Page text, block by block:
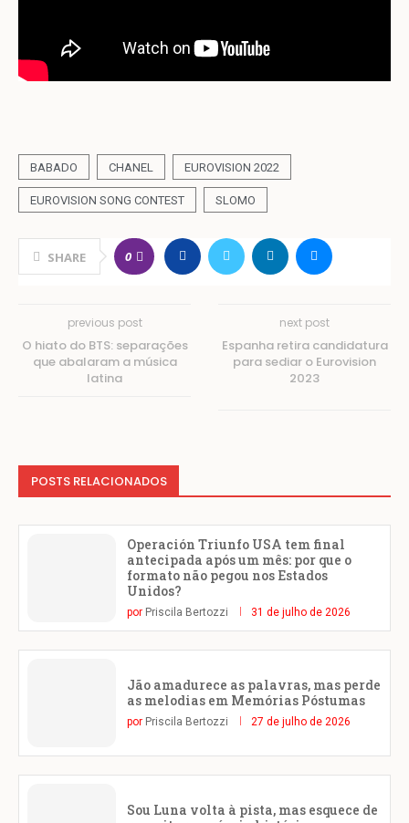
BABADO CHANEL EUROVISION 2022
EUROVISION SONG CONTEST SLOMO
SHARE 0
previous post
O hiato do BTS: separações
que abalaram a música
latina
next post
Espanha retira candidatura
para sediar o Eurovision
2023
POSTS RELACIONADOS
Operación Triunfo USA tem final
antecipada após um mês: por que o
formato não pegou nos Estados
Unidos?
por Priscila Bertozzi 31 de julho de 2026
Jão amadurece as palavras, mas perde
as melodias em Memórias Póstumas
por Priscila Bertozzi 27 de julho de 2026
Sou Luna volta à pista, mas esquece de